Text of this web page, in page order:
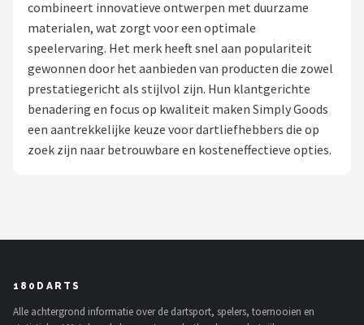
Spelregels
Uitgooilijst
Dartshop
Dart
combineert innovatieve ontwerpen met duurzame
materialen, wat zorgt voor een optimale
speelervaring. Het merk heeft snel aan populariteit
gewonnen door het aanbieden van producten die zowel
prestatiegericht als stijlvol zijn. Hun klantgerichte
benadering en focus op kwaliteit maken Simply Goods
een aantrekkelijke keuze voor dartliefhebbers die op
zoek zijn naar betrouwbare en kosteneffectieve opties.
180DARTS
Alle achtergrond informatie over de dartsport, spelers, toernooien en